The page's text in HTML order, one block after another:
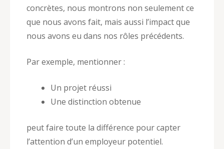
concrètes, nous montrons non seulement ce
que nous avons fait, mais aussi l’impact que
nous avons eu dans nos rôles précédents.
Par exemple, mentionner :
Un projet réussi
Une distinction obtenue
peut faire toute la différence pour capter
l’attention d’un employeur potentiel.